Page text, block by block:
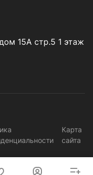
15А стр.5 1 этаж
Карта
сайта